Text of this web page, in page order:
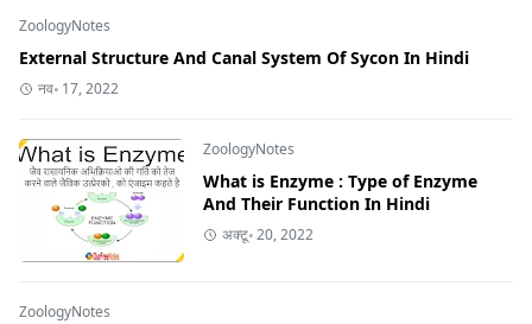
ZoologyNotes
External Structure And Canal System Of Sycon In Hindi
नव॰ 17, 2022
ZoologyNotes
What is Enzyme : Type of Enzyme
And Their Function In Hindi
अक्टू॰ 20, 2022
ZoologyNotes